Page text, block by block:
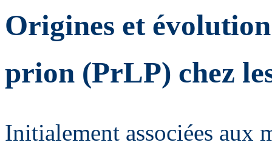
Origines et
prion (PrLP) chez
Initialement associées aux